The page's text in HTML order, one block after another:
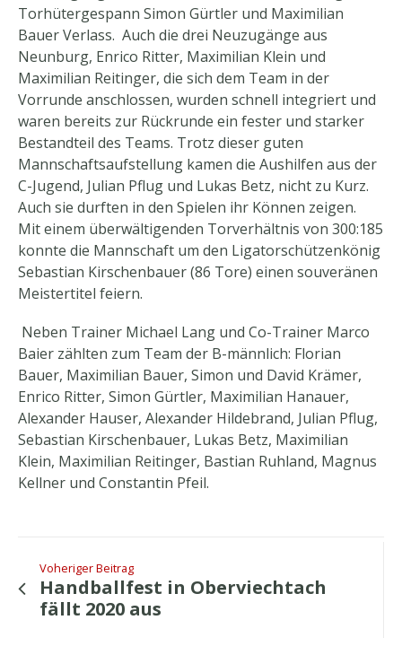
Torhütergespann Simon Gürtler und Maximilian
Bauer Verlass. Auch die drei Neuzugänge aus
Neunburg, Enrico Ritter, Maximilian Klein und
Maximilian Reitinger, die sich dem Team in der
Vorrunde anschlossen, wurden schnell integriert und
waren bereits zur Rückrunde ein fester und starker
Bestandteil des Teams. Trotz dieser guten
Mannschaftsaufstellung kamen die Aushilfen aus der
C-Jugend, Julian Pflug und Lukas Betz, nicht zu Kurz.
Auch sie durften in den Spielen ihr Können zeigen.
Mit einem überwältigenden Torverhältnis von 300:185
konnte die Mannschaft um den Ligatorschützenkönig
Sebastian Kirschenbauer (86 Tore) einen souveränen
Meistertitel feiern.
Neben Trainer Michael Lang und Co-Trainer Marco
Baier zählten zum Team der B-männlich: Florian
Bauer, Maximilian Bauer, Simon und David Krämer,
Enrico Ritter, Simon Gürtler, Maximilian Hanauer,
Alexander Hauser, Alexander Hildebrand, Julian Pflug,
Sebastian Kirschenbauer, Lukas Betz, Maximilian
Klein, Maximilian Reitinger, Bastian Ruhland, Magnus
Kellner und Constantin Pfeil.
Voheriger Beitrag
Handballfest in Oberviechtach
fällt 2020 aus